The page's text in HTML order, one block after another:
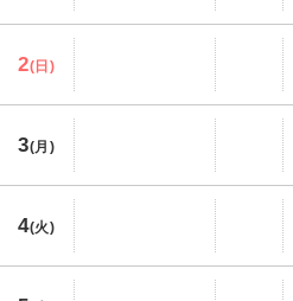
2(日)
3(月)
4(火)